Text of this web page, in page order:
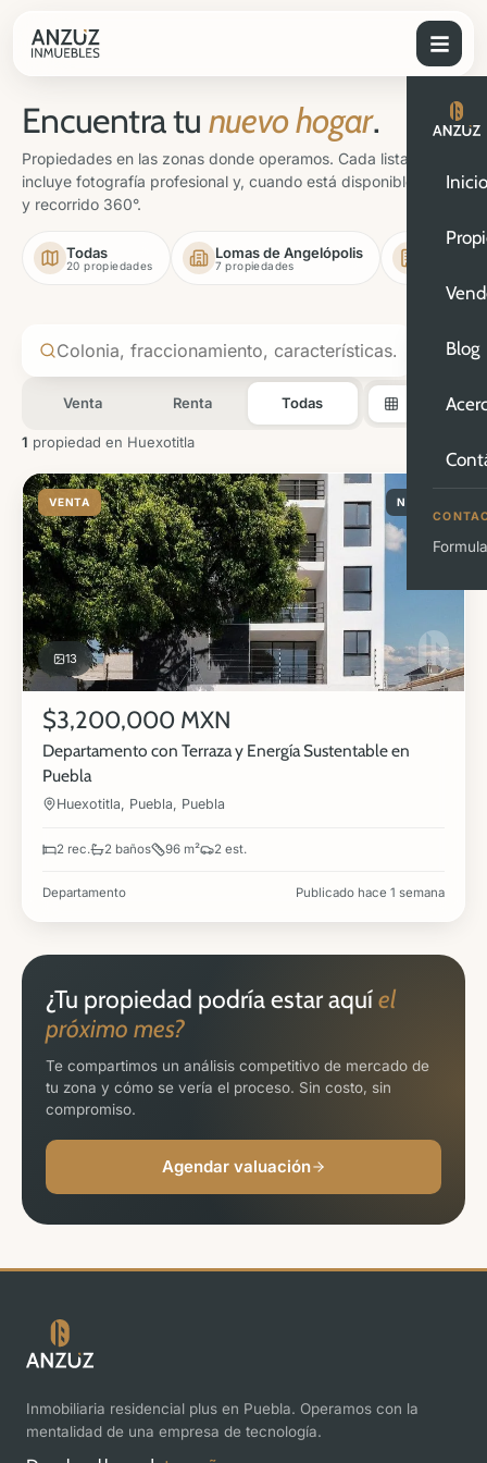
Inicio
Blog
Encuentra tu nuevo hogar.
Propiedades en las zonas donde operamos. Cada listado
incluye fotografía profesional y, cuando está disponible, video
y recorrido 360°.
Todas
20 propiedades
Lomas de Angelópolis
7 propiedades
Rincón
Venta Renta Todas
1 propiedad en Huexotitla
VENTA NUEVA
13
$3,200,000 MXN
Departamento con Terraza y Energía Sustentable en
Puebla
Huexotitla, Puebla, Puebla
2 rec. 2 baños 96 m² 2 est.
Departamento Publicado hace 1 semana
¿Tu propiedad podría estar aquíel
próximo mes?
Te compartimos un análisis competitivo de mercado de
tu zona y cómo se vería el proceso. Sin costo, sin
compromiso.
Agendar valuación
Inmobiliaria residencial plus en Puebla. Operamos con la
mentalidad de una empresa de tecnología.